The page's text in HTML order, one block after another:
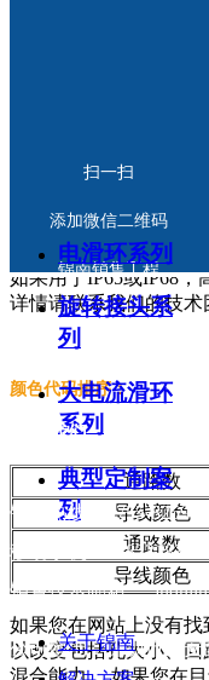
如果用于伺服电机功
如果用于IP65或IP68
详情请联系我们的技术
颜色代码排序：
通路数
导线颜色
通路数
导线颜色
如果您在网站上没有
以改变包括孔大小、
扫一扫
添加微信二维码
锦南销售工程
电滑环系列
旋转接头系
列
大电流滑环
系列
典型定制案
列
联系我们
销售热线：0755-
移动手机：
销售技术邮箱：
公司地址：深圳市宝
关于锦南